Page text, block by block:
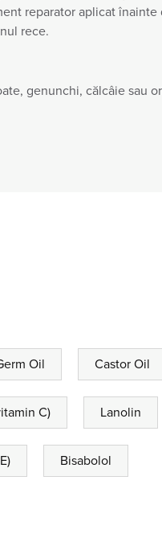
reparator aplicat înainte
rece.
genunchi, călcâie sau
Oil Castor Oil
C) Lanolin
Bisabolol